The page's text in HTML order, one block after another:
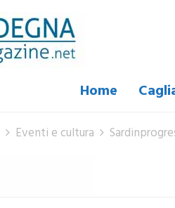
Home
Eventi e cultura